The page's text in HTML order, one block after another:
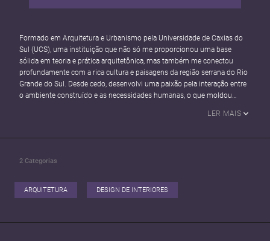
Formado em Arquitetura e Urbanismo pela Universidade de Caxias do
Sul (UCS), uma instituição que não só me proporcionou uma base
sólida em teoria e prática arquitetônica, mas também me conectou
profundamente com a rica cultura e paisagens da região serrana do Rio
Grande do Sul. Desde cedo, desenvolvi uma paixão pela interação entre
o ambiente construído e as necessidades humanas, o que moldou
Como fundadora e diretora do meu escritório de arquitetura, priorizo ​​
projeto é único e merece uma abordagem cuidadosa e dedicada. Meu
escritório se destaca pela proximidade com os clientes, ouvindo
projeto seja não apenas funcional e estético, mas também uma
LER MAIS
2 Categorias
ARQUITETURA DESIGN DE INTERIORES